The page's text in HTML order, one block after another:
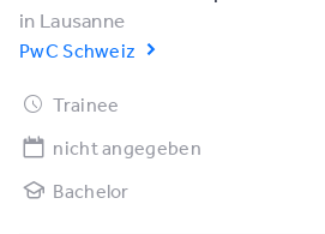
in Lausanne
PwC Schweiz
Trainee
nicht angegeben
Bachelor